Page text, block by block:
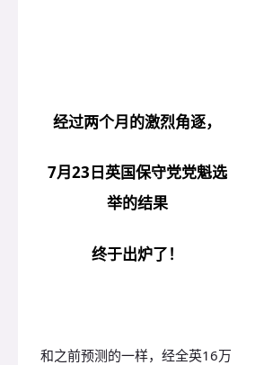
经过两个月的激烈角逐，
7月23日英国保守党党魁选
举的结果
终于出炉了！
和之前预测的一样，经全英16万